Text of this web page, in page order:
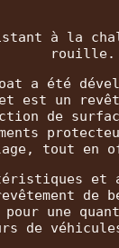
à la
rouille.
a été
et est un
de
tout en
et
de
une
de